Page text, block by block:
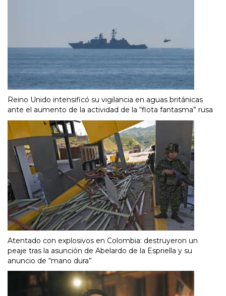
Reino Unido intensificó su vigilancia en aguas británicas
ante el aumento de la actividad de la “flota fantasma” rusa
Atentado con explosivos en Colombia: destruyeron un
peaje tras la asunción de Abelardo de la Espriella y su
anuncio de “mano dura”